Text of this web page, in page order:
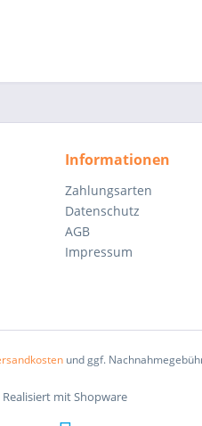
Informationen
Zahlungsarten
Datenschutz
AGB
Impressum
und ggf.
Realisiert mit Shopware